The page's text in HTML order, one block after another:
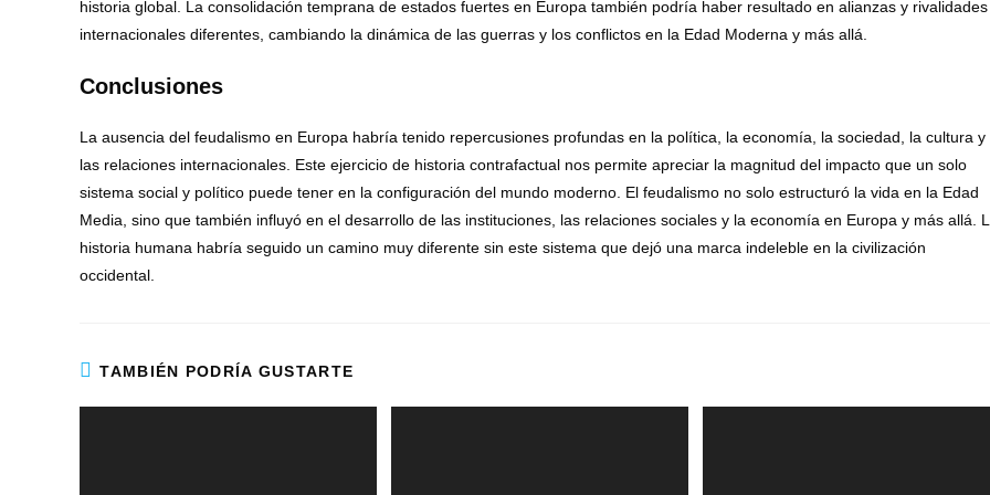
historia global. La consolidación temprana de estados fuertes en Europa también podría haber resultado en alianzas y rivalidades
internacionales diferentes, cambiando la dinámica de las guerras y los conflictos en la Edad Moderna y más allá.
Conclusiones
La ausencia del feudalismo en Europa habría tenido repercusiones profundas en la política, la economía, la sociedad, la cultura y
las relaciones internacionales. Este ejercicio de historia contrafactual nos permite apreciar la magnitud del impacto que un solo
sistema social y político puede tener en la configuración del mundo moderno. El feudalismo no solo estructuró la vida en la Edad
Media, sino que también influyó en el desarrollo de las instituciones, las relaciones sociales y la economía en Europa y más allá.
historia humana habría seguido un camino muy diferente sin este sistema que dejó una marca indeleble en la civilización
occidental.
TAMBIÉN PODRÍA GUSTARTE